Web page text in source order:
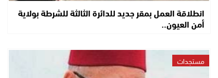
انطلاقة العمل بمقر جديد للدائرة الثالثة للشرطة بولاية
أمن العيون..
مستجدات